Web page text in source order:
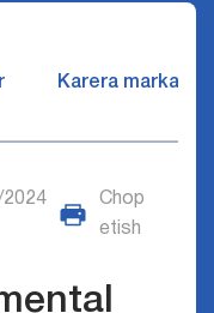
Karera markazi
2024
Chop
etish